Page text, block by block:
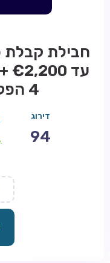
4 הפקדות ראשונות
דירוג
94